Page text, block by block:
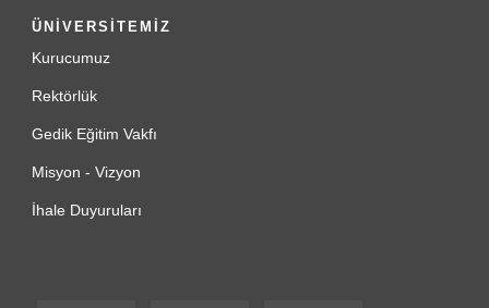
ÜNİVERSİTEMİZ
Kurucumuz
Rektörlük
Gedik Eğitim Vakfı
Misyon - Vizyon
İhale Duyuruları